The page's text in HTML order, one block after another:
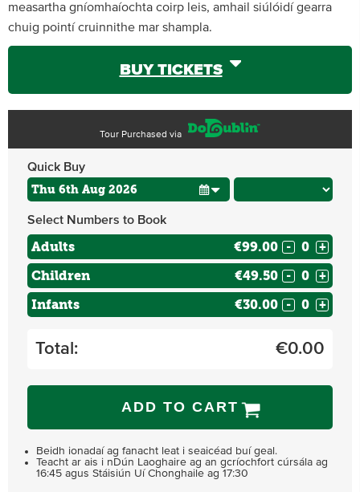
measartha gníomhaíochta coirp leis, amhail siúlóidí gearra
chuig pointí cruinnithe mar shampla.
BUY TICKETS
Tour Purchased via
Quick Buy
Select Numbers to Book
Adults €99.00 - +
Children €49.50 - +
Infants €30.00 - +
Total: €0.00
ADD TO CART
Beidh ionadaí ag fanacht leat i seaicéad buí geal.
Teacht ar ais i nDún Laoghaire ag an gcríochfort cúrsála ag
16:45 agus Stáisiún Uí Chonghaile ag 17:30